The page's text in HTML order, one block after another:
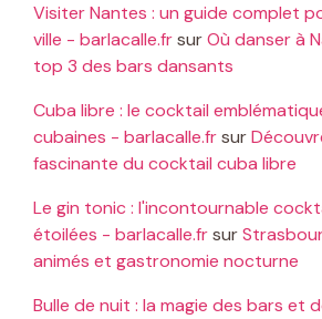
Visiter Nantes : un guide complet
ville - barlacalle.frsurOù danser à
top 3 des bars dansants
Cuba libre : le cocktail
cubaines - barlacalle.frsur
fascinante du cocktail cuba libre
Le gin tonic : l'incontournable
étoilées - barlacalle.frsur
animés et gastronomie nocturne
Bulle de nuit : la magie des bars et